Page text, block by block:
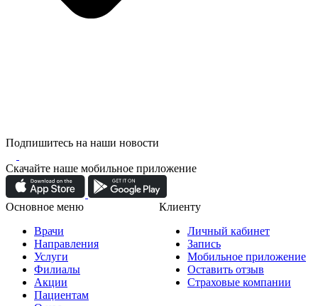
Подпишитесь на наши новости
Скачайте наше мобильное приложение
Основное меню
Врачи
Направления
Услуги
Филиалы
Акции
Пациентам
Клиенту
Личный кабинет
Запись
Мобильное приложение
Оставить отзыв
Страховые компании